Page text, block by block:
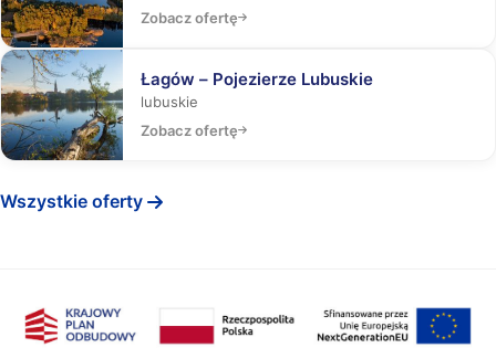
Zobacz ofertę
Łagów – Pojezierze Lubuskie
lubuskie
Zobacz ofertę
Wszystkie oferty